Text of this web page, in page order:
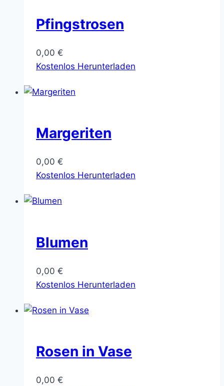
Pfingstrosen
0,00 €
Kostenlos Herunterladen
Margeriten
0,00 €
Kostenlos Herunterladen
Blumen
0,00 €
Kostenlos Herunterladen
Rosen in Vase
0,00 €